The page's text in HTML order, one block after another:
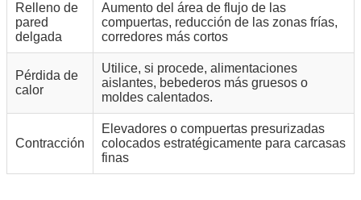
Relleno de
pared
delgada
Aumento del área de flujo de las
compuertas, reducción de las zonas frías,
corredores más cortos
Pérdida de
calor
Utilice, si procede, alimentaciones
aislantes, bebederos más gruesos o
moldes calentados.
Contracción
Elevadores o compuertas presurizadas
colocados estratégicamente para carcasas
finas